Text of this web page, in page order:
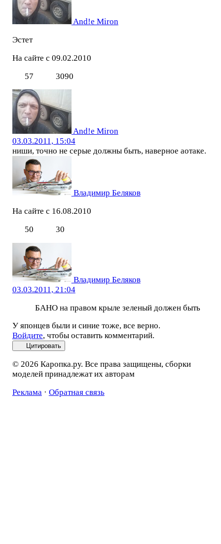
And!e Miron
Эстет
На сайте с 09.02.2010
57
3090
And!e Miron
03.03.2011, 15:04
ниши, точно не серые должны быть, наверное аотаке.
Владимир Беляков
На сайте с 16.08.2010
50
30
Владимир Беляков
03.03.2011, 21:04
БАНО на правом крыле зеленый должен быть
У японцев были и синие тоже, все верно.
Войдите, чтобы оставить комментарий.
Цитировать
© 2026 Каропка.ру. Все права защищены, сборки
моделей принадлежат их авторам
Реклама· Обратная связь